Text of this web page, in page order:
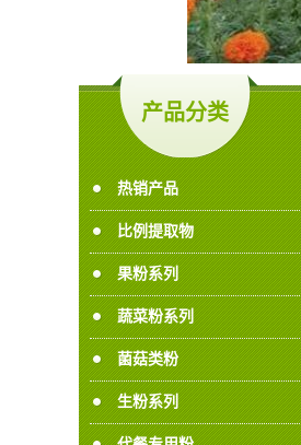
产品分类
热销产品
比例提取物
果粉系列
蔬菜粉系列
菌菇类粉
生粉系列